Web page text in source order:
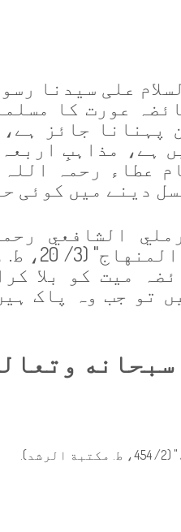
علی سیدنا
عورت کا
پہنانا جائز ہے
ہے، مذاہبِ
عطاء رحمہ
دینے میں کوئی
الشافعي
ط. دار الفكر)
میت کو بلا
تو جب وہ پاک
سبحانه
.